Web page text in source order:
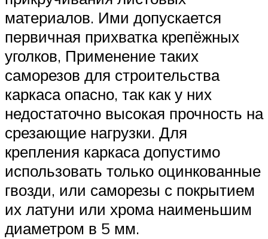
материалов. Ими допускается
первичная прихватка крепёжных
уголков, Применение таких
саморезов для строительства
каркаса опасно, так как у них
недостаточно высокая прочность на
срезающие нагрузки. Для
крепления каркаса допустимо
использовать только оцинкованные
гвозди, или саморезы с покрытием
их латуни или хрома наименьшим
диаметром в 5 мм.